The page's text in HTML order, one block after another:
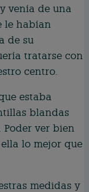
venía de una
le habían
de su
tratarse con
centro.
estaba
blandas
ver bien
lo mejor que
medidas y